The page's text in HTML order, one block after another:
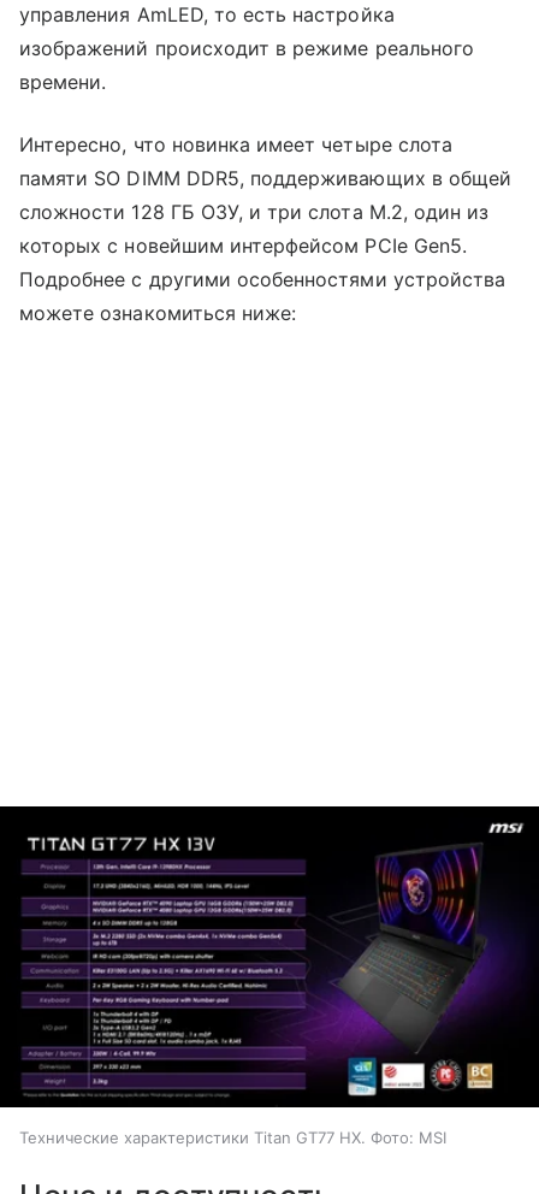
управления AmLED, то есть настройка
изображений происходит в режиме реального
времени.
Интересно, что новинка имеет четыре слота
памяти SO DIMM DDR5, поддерживающих в общей
сложности 128 ГБ ОЗУ, и три слота M.2, один из
которых с новейшим интерфейсом PCIe Gen5.
Подробнее с другими особенностями устройства
можете ознакомиться ниже:
Технические характеристики Titan GT77 HX. Фото: MSI